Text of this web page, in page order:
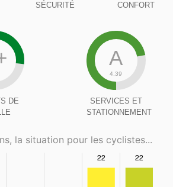
SÉCURITÉ CONFORT
DE
A
4.39
SERVICES ET
STATIONNEMENT
la situation pour les cyclistes...